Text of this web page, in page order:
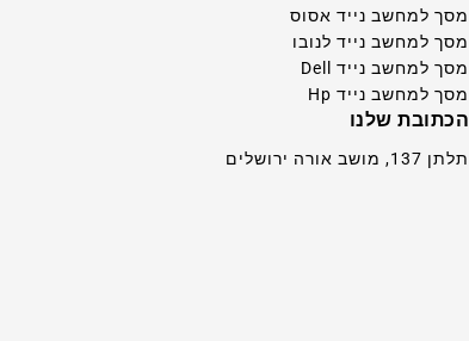
מסך למחשב נייד אסוס
מסך למחשב נייד לנובו
מסך למחשב נייד Dell
מסך למחשב נייד Hp
הכתובת שלנו
תלתן 137, מושב אורה ירושלים